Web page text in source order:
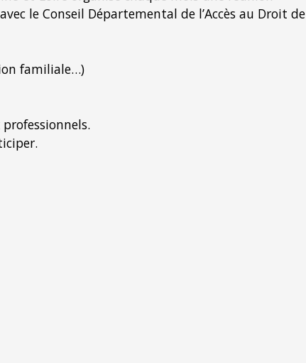
le Conseil Départemental de l’Accès au Droit de
familiale…)